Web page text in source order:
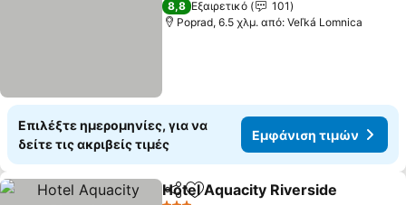
8,8 Εξαιρετικό
101
Poprad, 6.5 χλμ. από: Veľká Lomnica
Επιλέξτε ημερομηνίες, για να
δείτε τις ακριβείς τιμές
Εμφάνιση τιμών
Κοινοποίηση
Προσθήκη στα αγαπημένα
Hotel Aquacity Riverside